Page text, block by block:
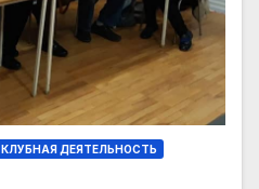
КЛУБНАЯ ДЕЯТЕЛЬНОСТЬ